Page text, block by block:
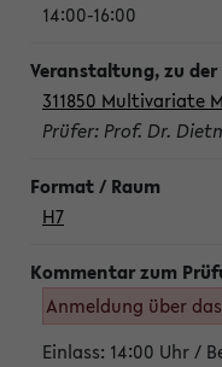
14:00-16:00
311850 Multivariate
Prüfer: Prof. Dr.
H7
Anmeldung über
Einlass: 14:00 Uhr /